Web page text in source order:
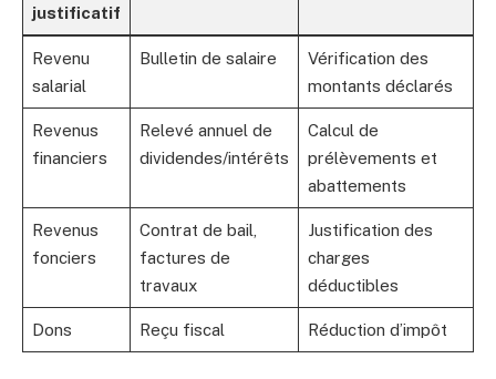
justificatif
Revenu
salarial
Bulletin de salaire
Vérification des
montants déclarés
Revenus
financiers
Relevé annuel de
dividendes/intérêts
Calcul de
prélèvements et
abattements
Revenus
fonciers
Contrat de bail,
factures de
travaux
Justification des
charges
déductibles
Dons Reçu fiscal Réduction d’impôt